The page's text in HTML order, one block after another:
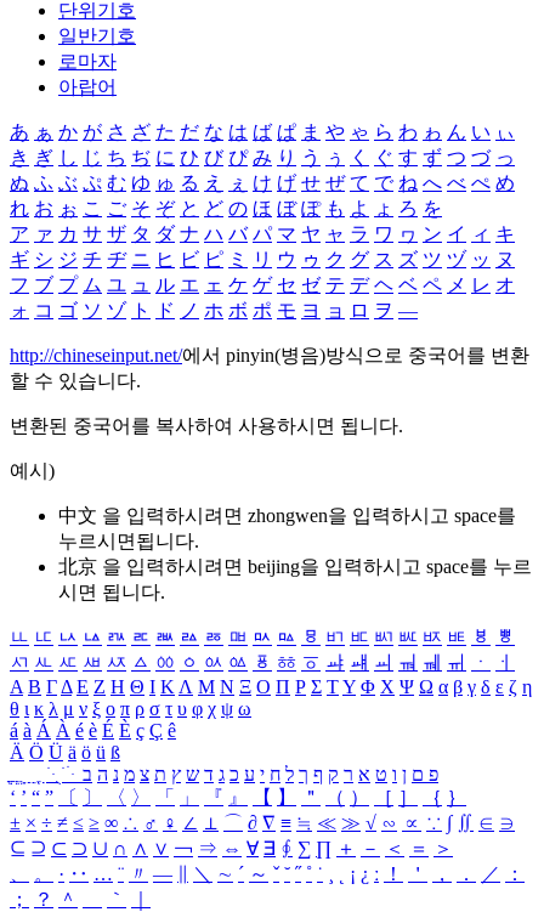
단위기호
일반기호
로마자
아랍어
あ ぁ か が さ ざ た だ な は ば ぱ ま や ゃ ら わ ゎ ん い ぃ
き ぎ し じ ち ぢ に ひ び ぴ み り う ぅ く ぐ す ず つ づ っ
ぬ ふ ぶ ぷ む ゆ ゅ る え ぇ け げ せ ぜ て で ね へ べ ぺ め
れ お ぉ こ ご そ ぞ と ど の ほ ぼ ぽ も よ ょ ろ を
ア ァ カ サ ザ タ ダ ナ ハ バ パ マ ヤ ャ ラ ワ ヮ ン イ ィ キ
ギ シ ジ チ ヂ ニ ヒ ビ ピ ミ リ ウ ゥ ク グ ス ズ ツ ヅ ッ ヌ
フ ブ プ ム ユ ュ ル エ ェ ケ ゲ セ ゼ テ デ ヘ ベ ペ メ レ オ
ォ コ ゴ ソ ゾ ト ド ノ ホ ボ ポ モ ヨ ョ ロ ヲ ―
http://chineseinput.net/에서 pinyin(병음)방식으로 중국어를 변환
할 수 있습니다.
변환된 중국어를 복사하여 사용하시면 됩니다.
예시)
中文 을 입력하시려면 zhongwen을 입력하시고 space를
누르시면됩니다.
北京 을 입력하시려면 beijing을 입력하시고 space를 누르
시면 됩니다.
ㅥ ㅦ ㅧ ㅨ ㅩ ㅪ ㅫ ㅬ ㅭ ㅮ ㅯ ㅰ ㅱ ㅲ ㅳ ㅴ ㅵ ㅶ ㅷ ㅸ
ㅹ
ㅺ ㅻ ㅼ ㅽ ㅾ ㅿ ㆀ ㆁ ㆂ ㆃ ㆄ ㆅ ㆆ ㆇ ㆈ ㆉ ㆊ ㆋ ㆌ ㆍ
ㆎ
Α Β ΓΔ Ε Ζ Η Θ Ι ΚΛ Μ Ν Ξ Ο Π Ρ Σ ΤΥ Φ Χ Ψ Ω α β γ δ ε ζ η
θ ι κ λ μ ν ξ ο π ρ σ τ υ φ χ ψ ω
á à Á À é è É È ç Ç ê
Ä Ö Ü ä ö ü ß
ִֶֹ ֻּ ׁׂ פ ם ן ו ט א ר ק ף ך ל ח י ע כ ג ד ש ץ ת צ מ נ ה ב
‘ ’ “ ” 〔 〕 〈 〉 「 」 『 』 【 】 ＂ （ ） ［ ］ ｛ ｝
± × ÷ ≠ ≤ ≥ ∞ ∴ ♂ ♀ ∠ ⊥ ⌒ ∂ ∇ ≡ ≒ ≪ ≫ √ ∽ ∝ ∵ ∫ ∬ ∈ ∋
⊆ ⊇ ⊂ ⊃ ∪ ∩ ∧ ∨ ￢ ⇒ ⇔ ∀ ∃ ∮ ∑ ∏ ＋ － ＜ ＝
＞
、
。 · ‥ … ¨ 〃 ― ＼ ∼ ´ ～ ˇ ˘ ˝ ˚ ˙ ¸ ¡ ¿ ː ！ ＇ ， ． ／
：
；
？ ＾ ｀